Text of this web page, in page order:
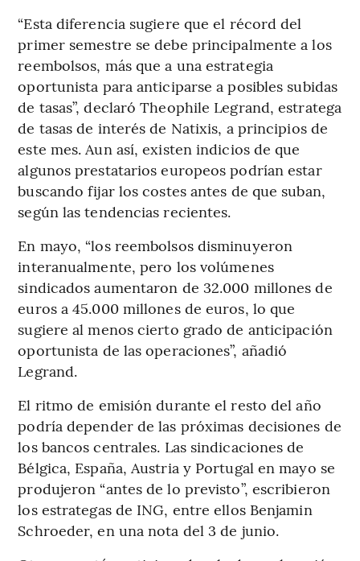
“Esta diferencia sugiere que el récord del
primer semestre se debe principalmente a los
reembolsos, más que a una estrategia
oportunista para anticiparse a posibles subidas
de tasas”, declaró Theophile Legrand, estratega
de tasas de interés de Natixis, a principios de
este mes. Aun así, existen indicios de que
algunos prestatarios europeos podrían estar
buscando fijar los costes antes de que suban,
según las tendencias recientes.
En mayo, “los reembolsos disminuyeron
interanualmente, pero los volúmenes
sindicados aumentaron de 32.000 millones de
euros a 45.000 millones de euros, lo que
sugiere al menos cierto grado de anticipación
oportunista de las operaciones”, añadió
Legrand.
El ritmo de emisión durante el resto del año
podría depender de las próximas decisiones de
los bancos centrales. Las sindicaciones de
Bélgica, España, Austria y Portugal en mayo se
produjeron “antes de lo previsto”, escribieron
los estrategas de ING, entre ellos Benjamin
Schroeder, en una nota del 3 de junio.